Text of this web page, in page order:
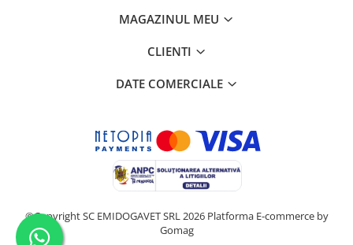
MAGAZINUL MEU
CLIENTI
DATE COMERCIALE
©Copyright SC EMIDOGAVET SRL 2026 Platforma E-commerce by
Gomag